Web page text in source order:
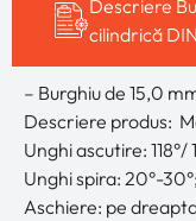
Descriere
cilindrică
– Burghiu de 15,0
Descriere produs:
Unghi ascutire: 118°/
Unghi spira: 20°-30°;
Aschiere: pe